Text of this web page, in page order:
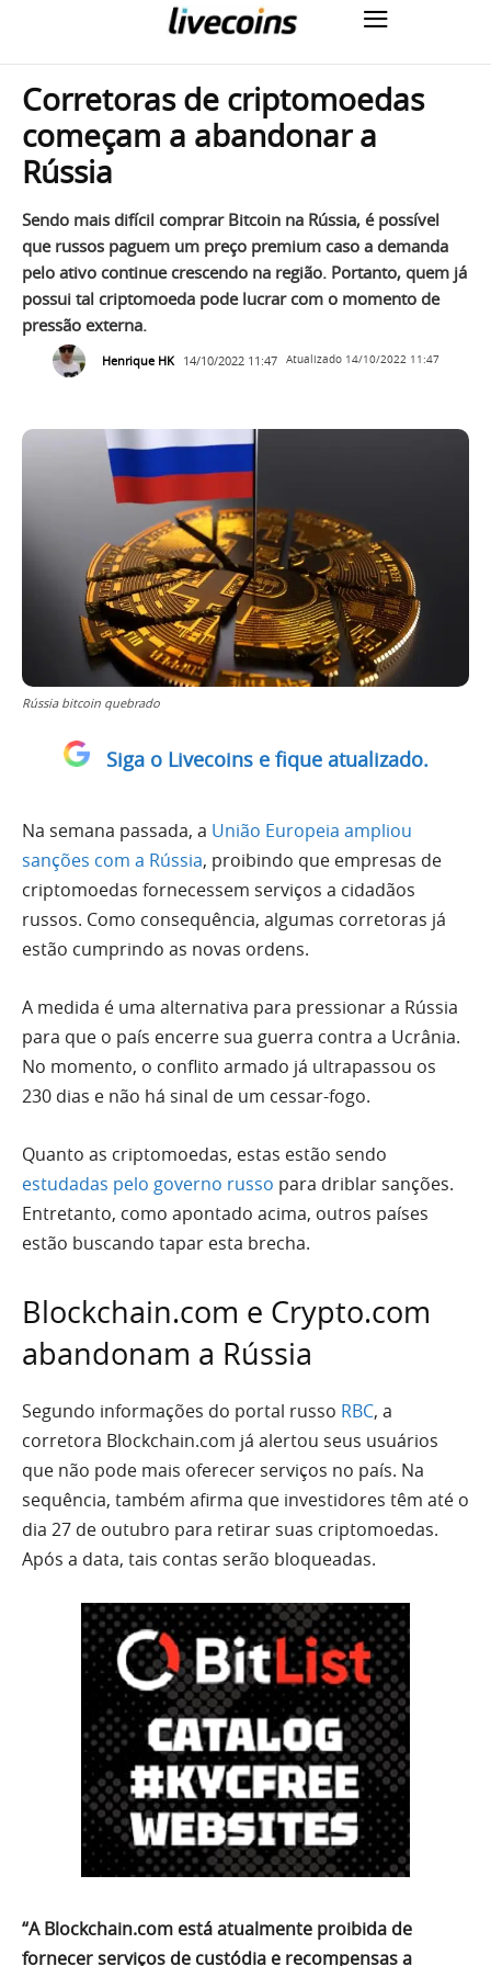
Corretoras de criptomoedas
começam a abandonar a
Rússia
Sendo mais difícil comprar Bitcoin na Rússia, é possível
que russos paguem um preço premium caso a demanda
pelo ativo continue crescendo na região. Portanto, quem já
possui tal criptomoeda pode lucrar com o momento de
pressão externa.
Henrique HK 14/10/2022 11:47 Atualizado 14/10/2022 11:47
Rússia bitcoin quebrado
Siga o Livecoins e fique atualizado.
Na semana passada, a União Europeia ampliou
sanções com a Rússia, proibindo que empresas de
criptomoedas fornecessem serviços a cidadãos
russos. Como consequência, algumas corretoras já
estão cumprindo as novas ordens.
A medida é uma alternativa para pressionar a Rússia
para que o país encerre sua guerra contra a Ucrânia.
No momento, o conflito armado já ultrapassou os
230 dias e não há sinal de um cessar-fogo.
Quanto as criptomoedas, estas estão sendo
estudadas pelo governo russo para driblar sanções.
Entretanto, como apontado acima, outros países
estão buscando tapar esta brecha.
Blockchain.com e Crypto.com
abandonam a Rússia
Segundo informações do portal russo RBC, a
corretora Blockchain.com já alertou seus usuários
que não pode mais oferecer serviços no país. Na
sequência, também afirma que investidores têm até o
dia 27 de outubro para retirar suas criptomoedas.
Após a data, tais contas serão bloqueadas.
“A Blockchain.com está atualmente proibida de
fornecer serviços de custódia e recompensas a